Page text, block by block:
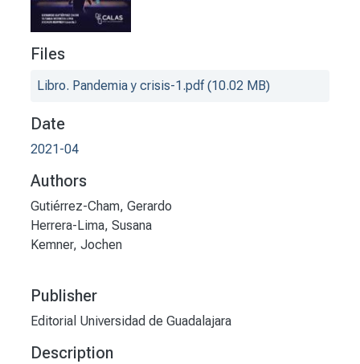
Files
Libro. Pandemia y crisis-1.pdf (10.02 MB)
Date
2021-04
Authors
Gutiérrez-Cham, Gerardo
Herrera-Lima, Susana
Kemner, Jochen
Publisher
Editorial Universidad de Guadalajara
Description